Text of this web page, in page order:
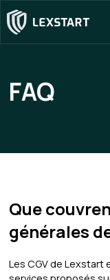
FAQ
Que
générales
Les CGV de